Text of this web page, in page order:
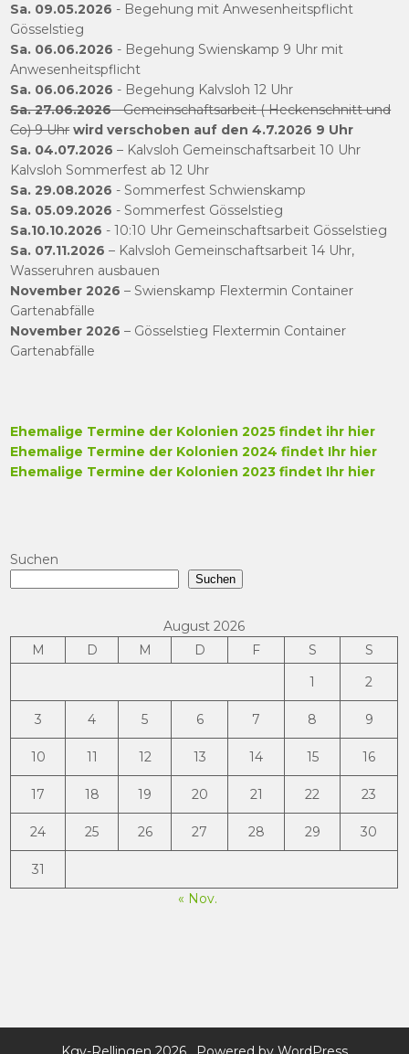
Sa. 09.05.2026 - Begehung mit Anwesenheitspflicht
Gösselstieg
Sa. 06.06.2026 - Begehung Swienskamp 9 Uhr mit
Anwesenheitspflicht
Sa. 06.06.2026 - Begehung Kalvsloh 12 Uhr
Sa. 27.06.2026- Gemeinschaftsarbeit ( Heckenschnitt und
Co) 9 Uhr wird verschoben auf den 4.7.2026 9 Uhr
Sa. 04.07.2026 – Kalvsloh Gemeinschaftsarbeit 10 Uhr
Kalvsloh Sommerfest ab 12 Uhr
Sa. 29.08.2026 - Sommerfest Schwienskamp
Sa. 05.09.2026 - Sommerfest Gösselstieg
Sa.10.10.2026 - 10:10 Uhr Gemeinschaftsarbeit Gösselstieg
Sa. 07.11.2026 – Kalvsloh Gemeinschaftsarbeit 14 Uhr,
Wasseruhren ausbauen
November 2026 – Swienskamp Flextermin Container
Gartenabfälle
November 2026 – Gösselstieg Flextermin Container
Gartenabfälle
Ehemalige Termine der Kolonien 2025 findet ihr hier
Ehemalige Termine der Kolonien 2024 findet Ihr hier
Ehemalige Termine der Kolonien 2023 findet Ihr hier
Suchen
Suchen
August 2026
M
D M D F S
S
1
2
3 4 5 6 7 8 9
10 11 12 13 14 15 16
17 18 19 20 21 22 23
24 25 26 27 28 29 30
31
« Nov.